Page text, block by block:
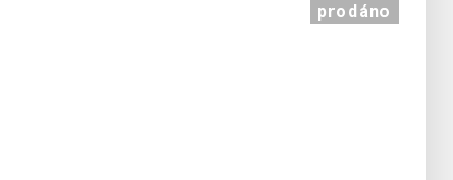
prodáno